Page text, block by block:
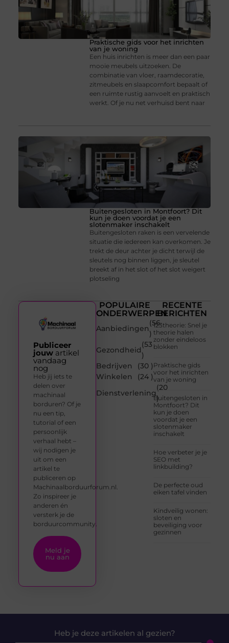
Praktische gids voor het inrichten
van je woning
Een huis inrichten is meer dan een paar
mooie meubels uitzoeken. De
combinatie van vloer, raamdecoratie,
zitmeubels en slaapcomfort bepaalt of
een ruimte rustig aanvoelt en praktisch
werkt. Of je nu net verhuisd bent naar
Buitengesloten in Montfoort? Dit
kun je doen voordat je een
slotenmaker inschakelt
Buitengesloten raken is een vervelende
situatie die iedereen kan overkomen. Je
trekt de deur achter je dicht terwijl de
sleutels nog binnen liggen, je sleutel
breekt af in het slot of het slot weigert
plotseling
POPULAIRE
ONDERWERPEN
Aanbiedingen
(56
)
Gezondheid
(53
)
Bedrijven
(30 )
Winkelen
(24 )
Dienstverlening
(20
)
RECENTE
BERICHTEN
123theorie: Snel je
theorie halen
zonder eindeloos
blokken
Praktische gids
voor het inrichten
van je woning
Buitengesloten in
Montfoort? Dit
kun je doen
voordat je een
slotenmaker
inschakelt
Hoe verbeter je je
SEO met
linkbuilding?
De perfecte oud
eiken tafel vinden
Kindveilig wonen:
sloten en
beveiliging voor
gezinnen
Publiceer
jouwartikel
vandaag
nog
Heb jij iets te
delen over
machinaal
borduren? Of je
nu een tip,
tutorial of een
persoonlijk
verhaal hebt –
wij nodigen je
uit om een
artikel te
publiceren op
Machinaalborduurforum.nl.
Zo inspireer je
anderen én
versterk je de
borduurcommunity.
Meld je
nu aan
Heb je deze artikelen al gezien?